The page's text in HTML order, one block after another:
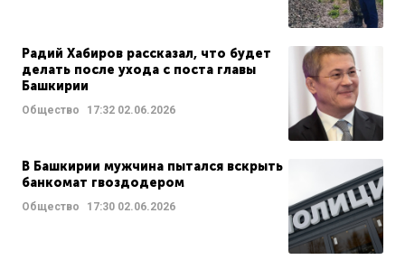
Радий Хабиров рассказал, что будет
делать после ухода с поста главы
Башкирии
Общество 17:32 02.06.2026
В Башкирии мужчина пытался вскрыть
банкомат гвоздодером
Общество 17:30 02.06.2026